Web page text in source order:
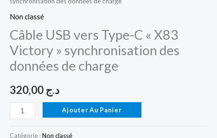
Non classé
Câble USB vers Type-C « X83
Victory » synchronisation des
données de charge
د.ج
Ajouter Au Panier
Catégorie :Non classé